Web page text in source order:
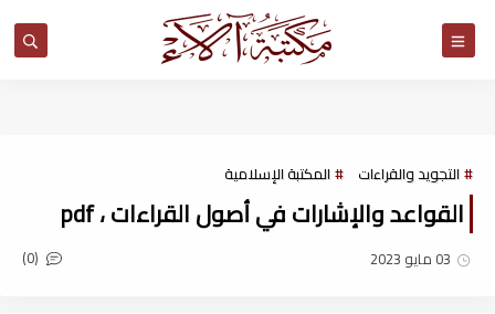
التجويد والقراءات المكتبة الإسلامية
القواعد والإشارات في أصول القراءات ، pdf
03 مايو 2023 (0)